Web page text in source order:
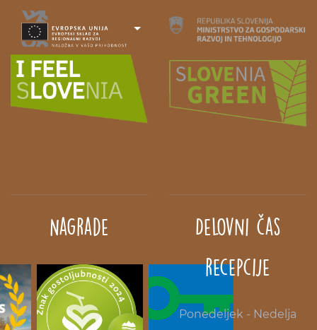
Nagrade
Delovni čas
recepcije
Ponedeljek - Nedelja